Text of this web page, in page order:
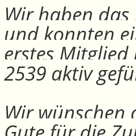
Wir haben
und konnten
erstes Mitglied
2539 aktiv
Wir wünschen